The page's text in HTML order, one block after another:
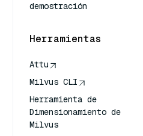
demostración
Herramientas
Attu
Milvus CLI
Herramienta de
Dimensionamiento de
Milvus